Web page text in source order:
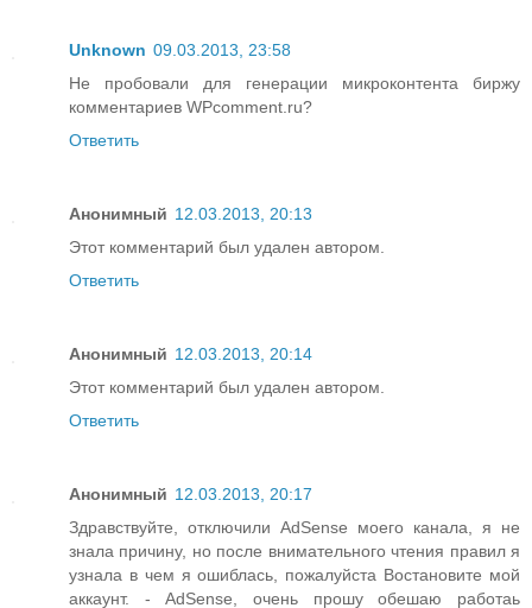
Unknown 09.03.2013, 23:58
Не пробовали для генерации микроконтента биржу
комментариев WPcomment.ru?
Ответить
Анонимный 12.03.2013, 20:13
Этот комментарий был удален автором.
Ответить
Анонимный 12.03.2013, 20:14
Этот комментарий был удален автором.
Ответить
Анонимный 12.03.2013, 20:17
Здравствуйте, отключили AdSense моего канала, я не
знала причину, но после внимательного чтения правил я
узнала в чем я ошиблась, пожалуйста Востановите мой
аккаунт. - AdSense, очень прошу обешаю работаь